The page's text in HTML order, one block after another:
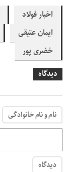
اخبار فولاد
ایمان عتیقی
خضری پور
دیدگاه
نام و نام خانوادگی
دیدگاه